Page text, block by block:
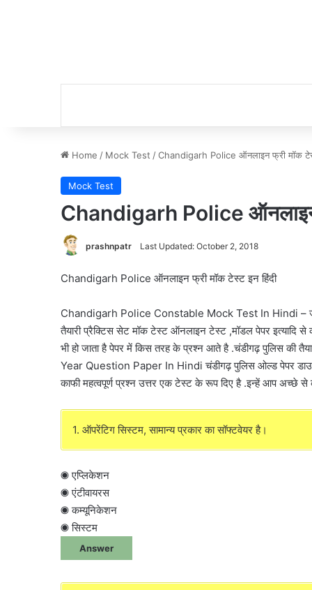
Home / Mock Test /Chandigarh Police ऑनलाइन फ्री मॉक
Mock Test
Chandigarh Police ऑनलाइन
prashnpatr Last Updated: October 2, 2018
Chandigarh Police ऑनलाइन फ्री मॉक टेस्ट इन हिंदी
Chandigarh Police Constable Mock Test In Hindi – जो
तैयारी प्रैक्टिस सेट मॉक टेस्ट ऑनलाइन टेस्ट ,मॉडल पेपर इत्यादि से
भी हो जाता है पेपर में किस तरह के प्रश्न आते है .चंडीगढ़ पुलिस की
Year Question Paper In Hindi चंडीगढ़ पुलिस ओल्ड पेपर
काफी महत्वपूर्ण प्रश्न उत्तर एक टेस्ट के रूप दिए है .इन्हें आप अच्छे
1. ऑपरेंटिग सिस्टम, सामान्य प्रकार का सॉफ्टवेयर है।
◉ एप्लिकेशन
◉ एंटीवायरस
◉ कम्यूनिकेशन
◉ सिस्टम
Answer